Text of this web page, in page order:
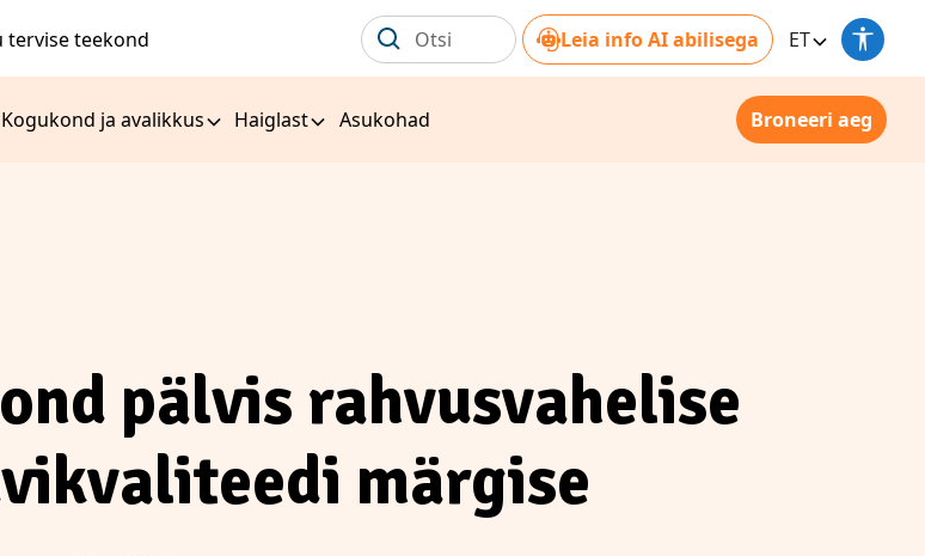
tervise teekond Leia info AI abilisega ET
Kogukond ja avalikkus Haiglast Asukohad Broneeri aeg
pälvis rahvusvahelise
märgise